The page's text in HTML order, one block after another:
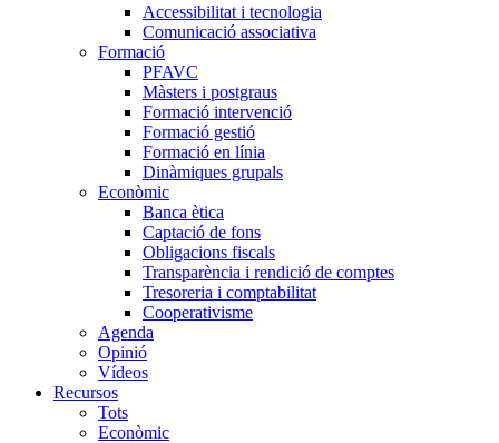
Accessibilitat i tecnologia
Comunicació associativa
Formació
PFAVC
Màsters i postgraus
Formació intervenció
Formació gestió
Formació en línia
Dinàmiques grupals
Econòmic
Banca ètica
Captació de fons
Obligacions fiscals
Transparència i rendició de comptes
Tresoreria i comptabilitat
Cooperativisme
Agenda
Opinió
Vídeos
Recursos
Tots
Econòmic